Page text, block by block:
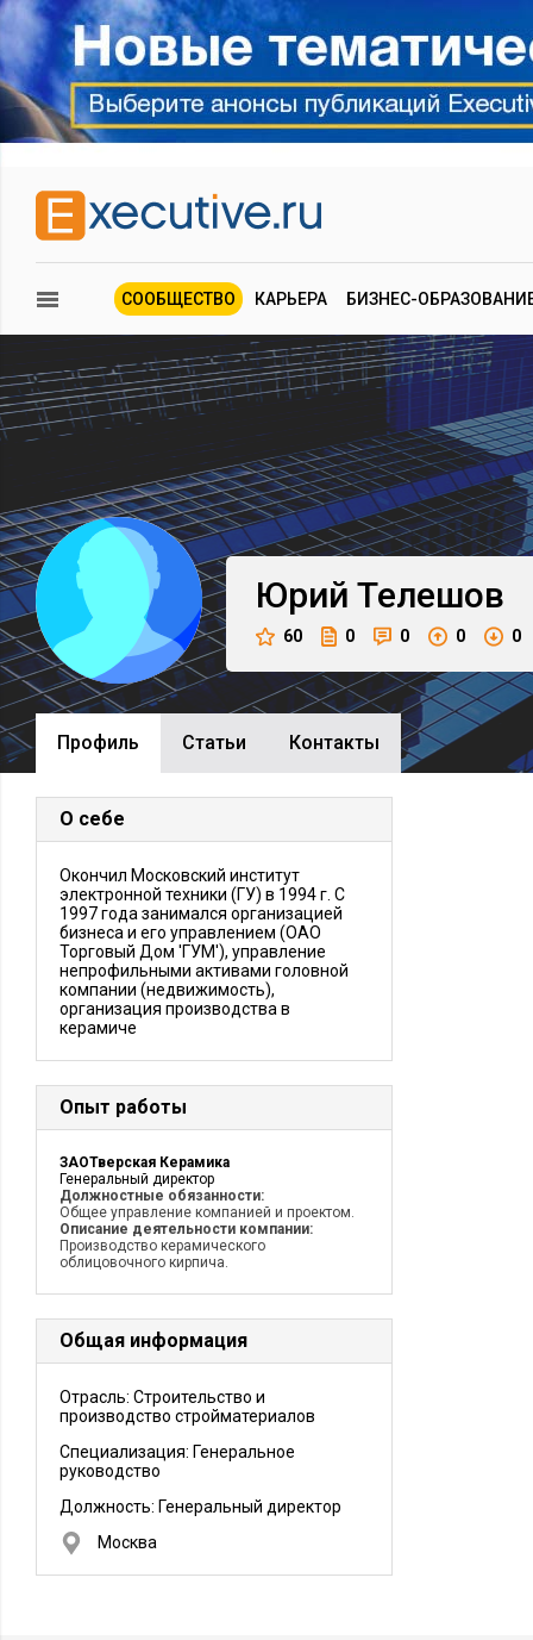
СООБЩЕСТВО КАРЬЕРА БИЗНЕС-
Юрий Телешов
60 0 0 0 0
Профиль Cтатьи Контакты
О себе
Окончил Московский институт
электронной техники (ГУ) в 1994 г. С
1997 года занимался организацией
бизнеса и его управлением (ОАО
Торговый Дом 'ГУМ'), управление
непрофильными активами головной
компании (недвижимость),
организация производства в
керамиче
Опыт работы
ЗАОТверская Керамика
Генеральный директор
Должностные обязанности:
Общее управление компанией и проектом.
Описание деятельности компании:
Производство керамического
облицовочного кирпича.
Общая информация
Отрасль: Строительство и
производство стройматериалов
Специализация: Генеральное
руководство
Должность: Генеральный директор
Москва